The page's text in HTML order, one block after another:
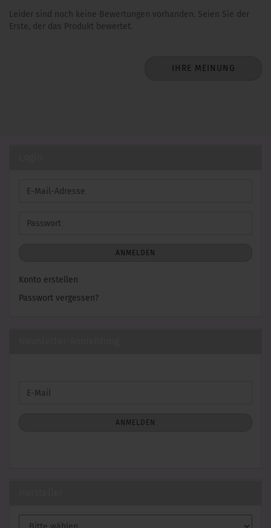
Leider sind noch keine Bewertungen vorhanden. Seien Sie der
Erste, der das Produkt bewertet.
IHRE MEINUNG
E-
Passwort
ANMELDEN
Konto erstellen
Passwort vergessen?
ZUR
E-
ANMELDEN